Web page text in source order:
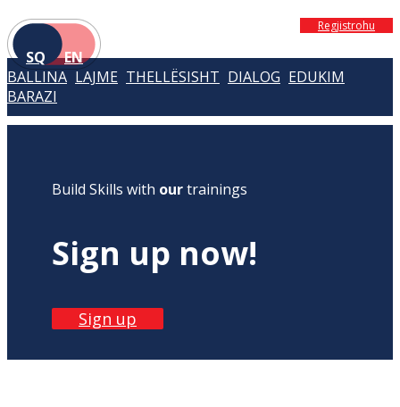
SQ EN
Regjistrohu
BALLINA LAJME THELLËSISHT DIALOG EDUKIM
BARAZI
Build Skills with ourtrainings
Sign up now!
Sign up